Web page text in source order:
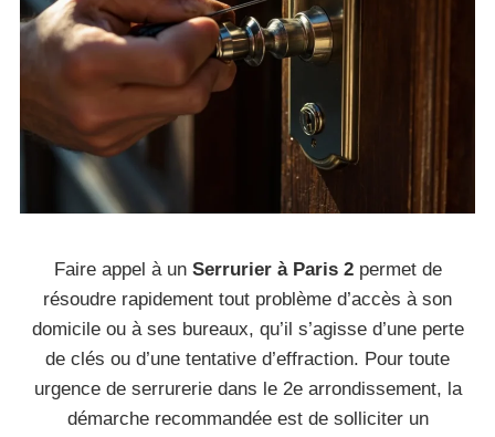
Faire appel à un Serrurier à Paris 2permet de
résoudre rapidement tout problème d’accès à son
domicile ou à ses bureaux, qu’il s’agisse d’une perte
de clés ou d’une tentative d’effraction. Pour toute
urgence de serrurerie dans le 2e arrondissement, la
démarche recommandée est de solliciter un